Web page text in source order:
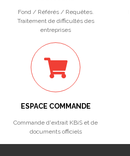
Fond / Référés / Requêtes.
Traitement de difficultés des
entreprises
ESPACE COMMANDE
Commande d'extrait KBiS et de
documents officiels